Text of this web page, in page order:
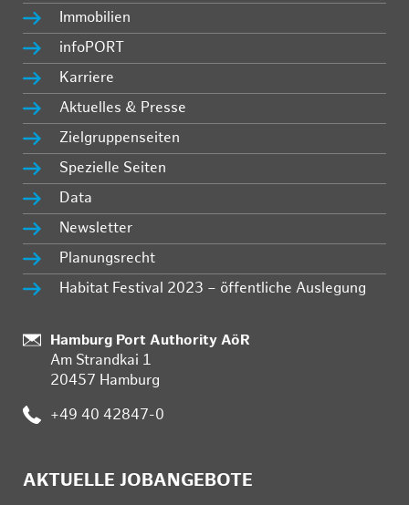
Immobilien
infoPORT
Karriere
Aktuelles & Presse
Zielgruppenseiten
Spezielle Seiten
Data
Newsletter
Planungsrecht
Habitat Festival 2023 – öffentliche Auslegung
Standort:
Hamburg Port Authority AöR
Am Strandkai 1
20457 Hamburg
Telefon:
+49 40 42847-0
AKTUELLE JOBANGEBOTE